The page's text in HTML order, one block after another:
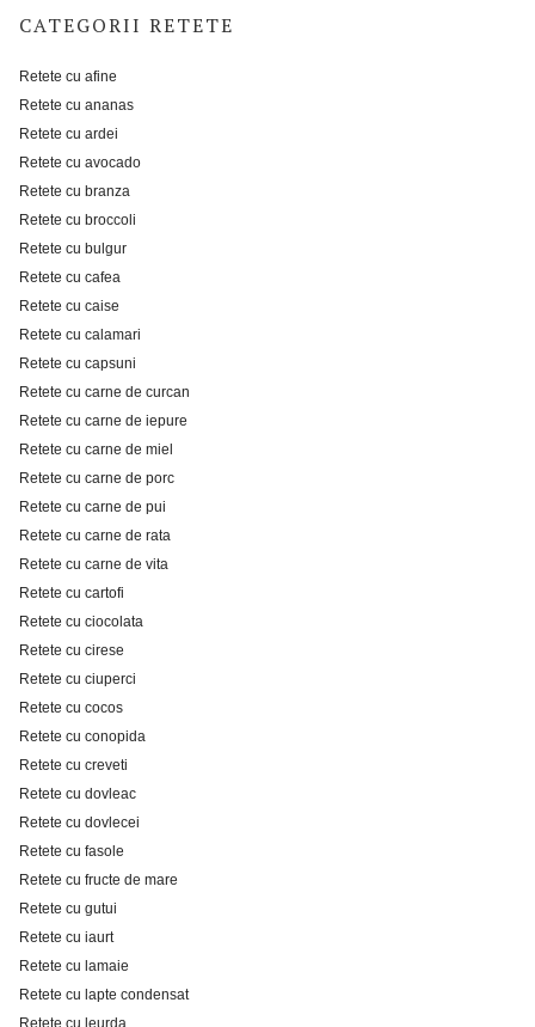
CATEGORII RETETE
Retete cu afine
Retete cu ananas
Retete cu ardei
Retete cu avocado
Retete cu branza
Retete cu broccoli
Retete cu bulgur
Retete cu cafea
Retete cu caise
Retete cu calamari
Retete cu capsuni
Retete cu carne de curcan
Retete cu carne de iepure
Retete cu carne de miel
Retete cu carne de porc
Retete cu carne de pui
Retete cu carne de rata
Retete cu carne de vita
Retete cu cartofi
Retete cu ciocolata
Retete cu cirese
Retete cu ciuperci
Retete cu cocos
Retete cu conopida
Retete cu creveti
Retete cu dovleac
Retete cu dovlecei
Retete cu fasole
Retete cu fructe de mare
Retete cu gutui
Retete cu iaurt
Retete cu lamaie
Retete cu lapte condensat
Retete cu leurda